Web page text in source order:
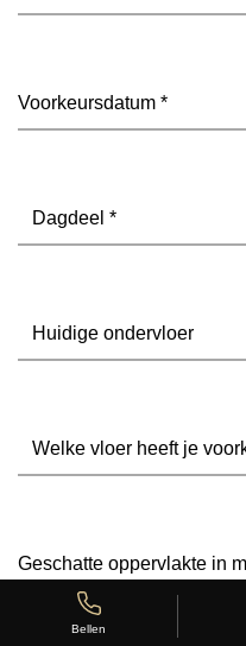
(Vereist)
oppervlakte
(Vereist)
Bellen